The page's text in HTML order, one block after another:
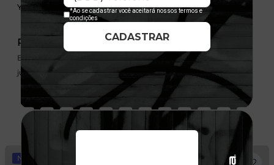
Yankees MLB
R$ 349,99
Em até 6x de 58,33 sem
juros
Racing Preta
R$ 349,99
Em até 6x de 58,33 sem
juros
NOVIDADE